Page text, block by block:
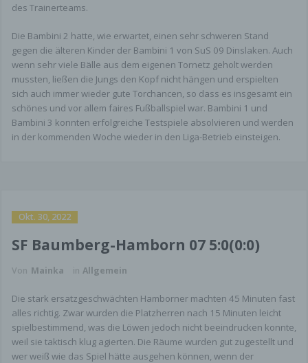
des Trainerteams.
Die Bambini 2 hatte, wie erwartet, einen sehr schweren Stand
gegen die älteren Kinder der Bambini 1 von SuS 09 Dinslaken. Auch
wenn sehr viele Bälle aus dem eigenen Tornetz geholt werden
mussten, ließen die Jungs den Kopf nicht hängen und erspielten
sich auch immer wieder gute Torchancen, so dass es insgesamt ein
schönes und vor allem faires Fußballspiel war. Bambini 1 und
Bambini 3 konnten erfolgreiche Testspiele absolvieren und werden
in der kommenden Woche wieder in den Liga-Betrieb einsteigen.
Okt. 30, 2022
SF Baumberg-Hamborn 07 5:0(0:0)
Von Mainka in Allgemein
Die stark ersatzgeschwächten Hamborner machten 45 Minuten fast
alles richtig. Zwar wurden die Platzherren nach 15 Minuten leicht
spielbestimmend, was die Löwen jedoch nicht beeindrucken konnte,
weil sie taktisch klug agierten. Die Räume wurden gut zugestellt und
wer weiß wie das Spiel hätte ausgehen können, wenn der